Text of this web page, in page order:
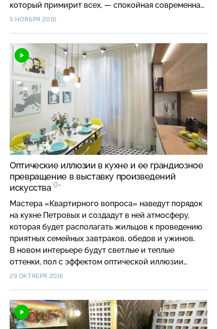
который примирит всех, — спокойная современная
классика, а главным акцентом станут ветви
5 НОЯБРЯ 2016
Оптические иллюзии в кухне и ее грандиозное
превращение в выставку произведений
искусства0+
Мастера «Квартирного вопроса» наведут порядок
на кухне Петровых и создадут в ней атмосферу,
которая будет располагать жильцов к проведению
приятных семейных завтраков, обедов и ужинов.
В новом интерьере будут светлые и теплые
оттенки, пол с эффектом оптической иллюзии
и еще один сюрприз – галерея семейных портретов
29 ОКТЯБРЯ 2016